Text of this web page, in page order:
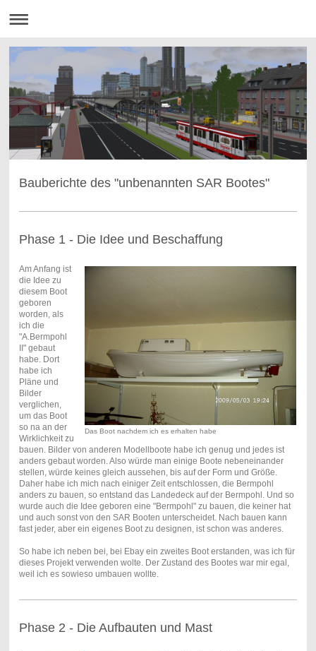
Bauberichte des "unbenannten SAR Bootes"
Phase 1 - Die Idee und Beschaffung
Das Boot nachdem ich es erhalten habe
Am Anfang ist
die Idee zu
diesem Boot
geboren
worden, als
ich die
"A.Bermpohl
II" gebaut
habe. Dort
habe ich
Pläne und
Bilder
verglichen,
um das Boot
so na an der
Wirklichkeit zu
bauen. Bilder von anderen Modellboote habe ich genug und jedes ist
anders gebaut worden. Also würde man einige Boote nebeneinander
stellen, würde keines gleich aussehen, bis auf der Form und Größe.
Daher habe ich mich nach einiger Zeit entschlossen, die Bermpohl
anders zu bauen, so entstand das Landedeck auf der Bermpohl. Und so
wurde auch die Idee geboren eine "Bermpohl" zu bauen, die keiner hat
und auch sonst von den SAR Booten unterscheidet. Nach bauen kann
fast jeder, aber ein eigenes Boot zu designen, ist schon was anderes.
So habe ich neben bei, bei Ebay ein zweites Boot erstanden, was ich für
dieses Projekt verwenden wolte. Der Zustand des Bootes war mir egal,
weil ich es sowieso umbauen wollte.
Phase 2 - Die Aufbauten und Mast